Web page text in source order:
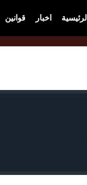
الرئيسية اخبار قوانين